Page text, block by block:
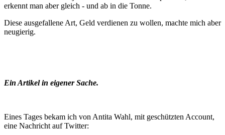
erkennt man aber gleich - und ab in die Tonne.
Diese ausgefallene Art, Geld verdienen zu wollen, machte mich aber
neugierig.
Ein Artikel in eigener Sache.
Eines Tages bekam ich von Antita Wahl, mit geschützten Account,
eine Nachricht auf Twitter: